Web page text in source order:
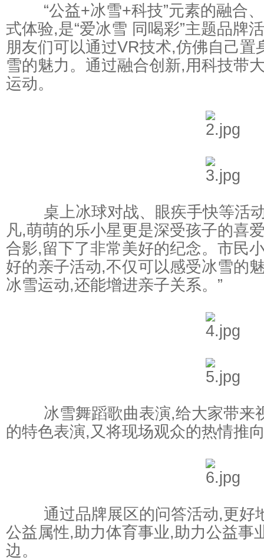
“公益+冰雪+科技”元素的融合、
式体验,是“爱冰雪 同喝彩”主题品牌
朋友们可以通过VR技术,仿佛自己置
雪的魅力。通过融合创新,用科技带
运动。
桌上冰球对战、眼疾手快等活动
凡,萌萌的乐小星更是深受孩子的喜
合影,留下了非常美好的纪念。市民
好的亲子活动,不仅可以感受冰雪的
冰雪运动,还能增进亲子关系。”
冰雪舞蹈歌曲表演,给大家带来
的特色表演,又将现场观众的热情推
通过品牌展区的问答活动,更好
公益属性,助力体育事业,助力公益事
边。